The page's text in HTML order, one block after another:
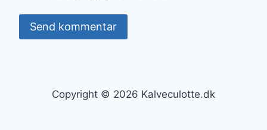
Copyright © 2026 Kalveculotte.dk